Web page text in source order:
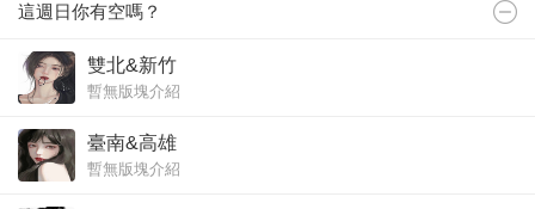
這週日你有空嗎？
雙北&新竹
暫無版塊介紹
臺南&高雄
暫無版塊介紹